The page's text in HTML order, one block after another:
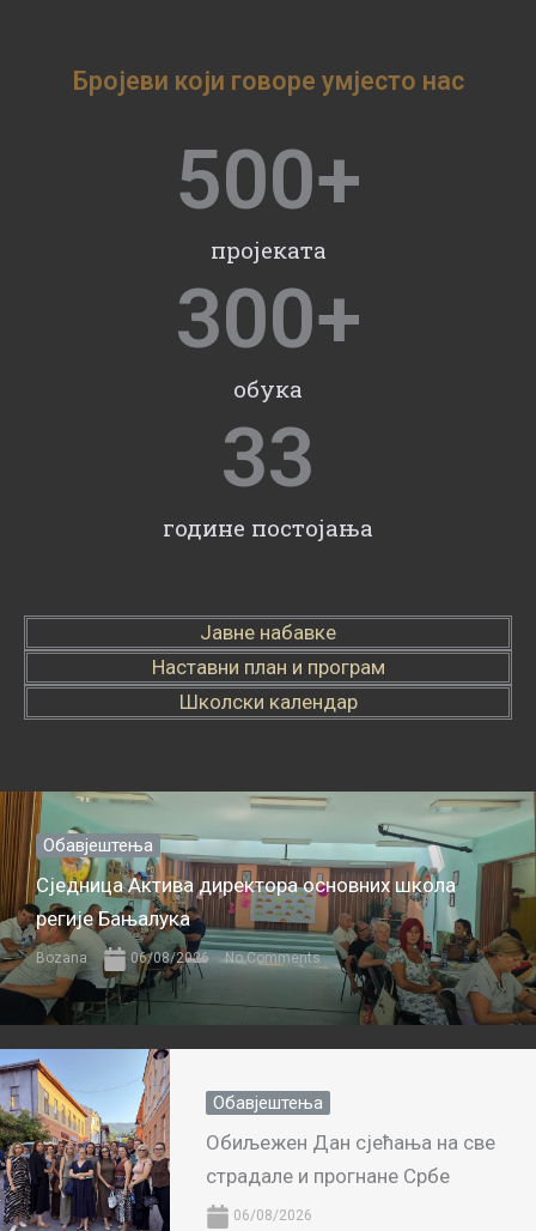
Бројеви који говоре умјесто нас
пројеката
500+
обука
300+
године постојања
33
Јавне набавке
Наставни план и програм
Школски календар
Обавјештења
Сједница Актива директора основних школа
регије Бањалука
Bozana 06/08/2026 No Comments
Обавјештења
Обиљежен Дан сјећања на све
страдале и прогнане Србе
06/08/2026